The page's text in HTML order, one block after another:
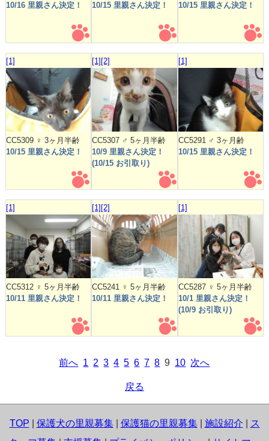
10/16 里親さん決定！
10/15 里親さん決定！
10/15 里親さん決定！
[1]
CC5309 ♀ 3ヶ月半齢
10/15 里親さん決定！
[1][2]
CC5307 ♂ 5ヶ月半齢
10/9 里親さん決定！
(10/15 お引取り)
[1]
CC5291 ♂ 3ヶ月齢
10/15 里親さん決定！
[1]
CC5312 ♀ 5ヶ月半齢
10/11 里親さん決定！
[1][2]
CC5241 ♀ 5ヶ月半齢
10/11 里親さん決定！
[1]
CC5287 ♀ 5ヶ月半齢
10/1 里親さん決定！
(10/9 お引取り)
前へ 1 2 3 4 5 6 7 8 9 10 次へ
戻る
TOP 保護犬の里親募集| 保護猫の里親募集| 施設紹介
ス